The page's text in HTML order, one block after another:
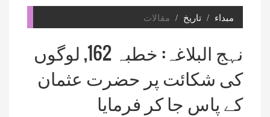
مبداء
تاریخ مقالات
نہج البلاغہ: خطبہ 162, لوگوں
کی شکائت پر حضرت عثمان
کے پاس جا کر فرمایا